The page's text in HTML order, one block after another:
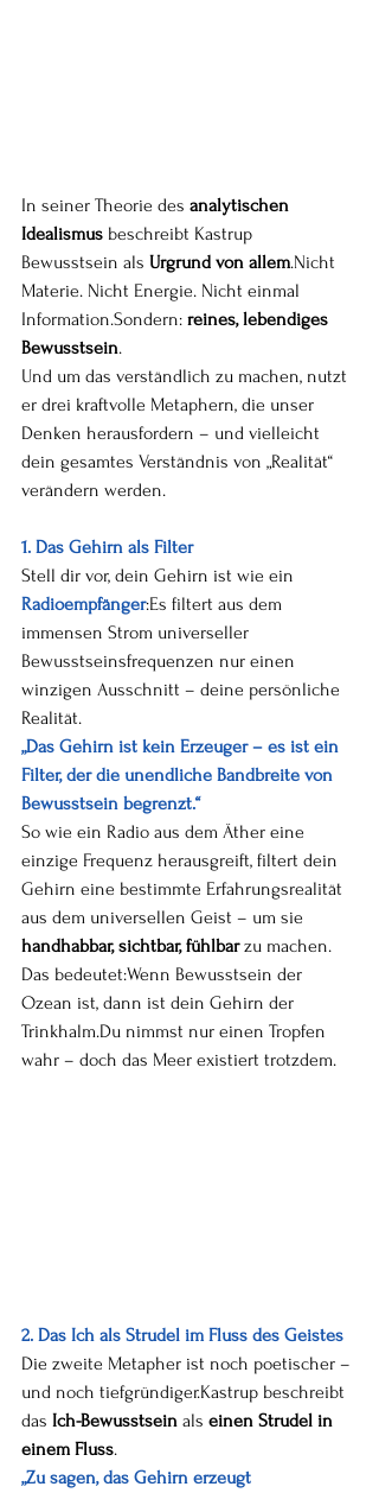
In seiner Theorie des analytischen
Idealismus beschreibt Kastrup
Bewusstsein als Urgrund von allem.Nicht
Materie. Nicht Energie. Nicht einmal
Information.Sondern: reines, lebendiges
Bewusstsein.
Und um das verständlich zu machen, nutzt
er drei kraftvolle Metaphern, die unser
Denken herausfordern – und vielleicht
dein gesamtes Verständnis von „Realität“
verändern werden.
1. Das Gehirn als Filter
Stell dir vor, dein Gehirn ist wie ein
Radioempfänger:Es filtert aus dem
immensen Strom universeller
Bewusstseinsfrequenzen nur einen
winzigen Ausschnitt – deine persönliche
Realität.
„Das Gehirn ist kein Erzeuger – es ist ein
Filter, der die unendliche Bandbreite von
Bewusstsein begrenzt.“
So wie ein Radio aus dem Äther eine
einzige Frequenz herausgreift, filtert dein
Gehirn eine bestimmte Erfahrungsrealität
aus dem universellen Geist – um sie
handhabbar, sichtbar, fühlbar zu machen.
Das bedeutet:Wenn Bewusstsein der
Ozean ist, dann ist dein Gehirn der
Trinkhalm.Du nimmst nur einen Tropfen
wahr – doch das Meer existiert trotzdem.
2. Das Ich als Strudel im Fluss des Geistes
Die zweite Metapher ist noch poetischer –
und noch tiefgründiger.Kastrup beschreibt
das Ich-Bewusstsein als einen Strudel in
einem Fluss.
„Zu sagen, das Gehirn erzeugt